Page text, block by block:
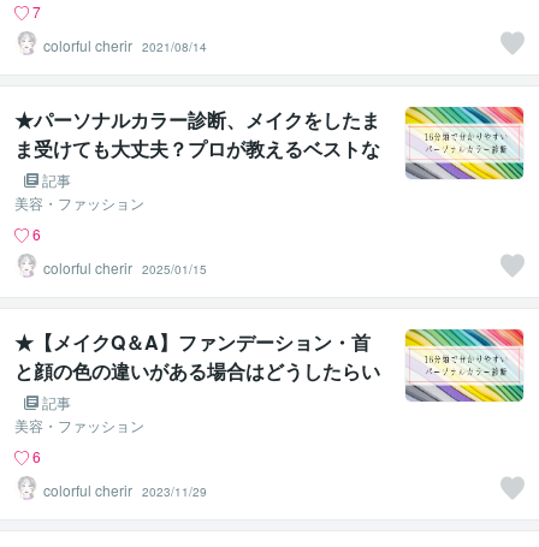
7
colorful cherir 2021/08/14
★パーソナルカラー診断、メイクをしたま
ま受けても大丈夫？プロが教えるベストな
方法記事
美容・ファッション
6
colorful cherir 2025/01/15
★【メイクQ＆A】ファンデーション・首
と顔の色の違いがある場合はどうしたらい
いの？
記事
美容・ファッション
6
colorful cherir 2023/11/29